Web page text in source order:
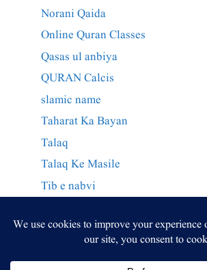
Norani Qaida
Online Quran Classes
Qasas ul anbiya
QURAN Calcis
slamic name
Taharat Ka Bayan
Talaq
Talaq Ke Masile
Tib e nabvi
وراثت کے احکام